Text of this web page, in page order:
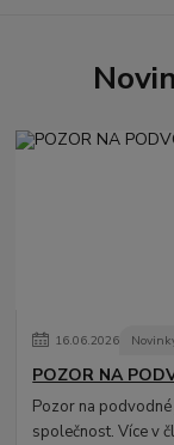
16.06.2026
POZOR NA
Pozor na
společnost. Více v